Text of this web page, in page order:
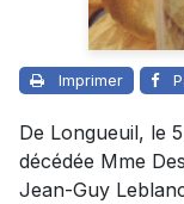
Imprimer
De Longueuil, le
décédée Mme
Jean-Guy